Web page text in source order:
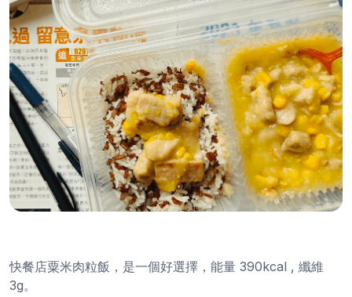
快餐店粟米肉粒飯，是一個好選擇，能量 390kcal , 纖維
3g。